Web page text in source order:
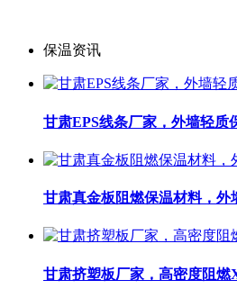
保温资讯
甘肃EPS线条厂家，外墙轻质
甘肃真金板阻燃保温材料，外
甘肃挤塑板厂家，高密度阻燃